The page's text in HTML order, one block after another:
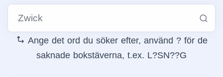
Ange det ord du söker efter, använd ? för de
saknade bokstäverna, t.ex. L?SN??G